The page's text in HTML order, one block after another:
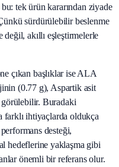
tek ürün kararından ziyade
sürdürülebilir beslenme
akıllı eşleştirmelerle
çıkan başlıklar ise ALA
(0.77 g), Aspartik asit
Buradaki
farklı ihtiyaçlarda oldukça
desteği,
hedeflerine yaklaşma gibi
önemli bir referans olur.